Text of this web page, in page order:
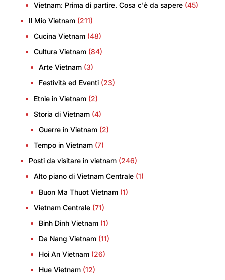
Vietnam: Prima di partire. Cosa c'è da sapere (45)
Il Mio Vietnam (211)
Cucina Vietnam (48)
Cultura Vietnam (84)
Arte Vietnam (3)
Festività ed Eventi (23)
Etnie in Vietnam (2)
Storia di Vietnam (4)
Guerre in Vietnam (2)
Tempo in Vietnam (7)
Posti da visitare in vietnam (246)
Alto piano di Vietnam Centrale (1)
Buon Ma Thuot Vietnam (1)
Vietnam Centrale (71)
Binh Dinh Vietnam (1)
Da Nang Vietnam (11)
Hoi An Vietnam (26)
Hue Vietnam (12)